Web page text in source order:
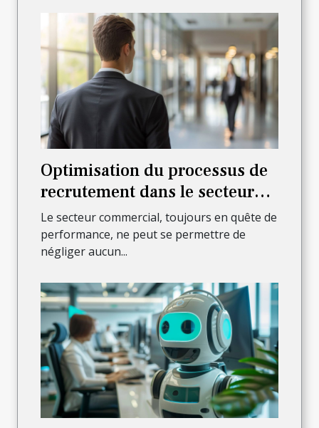
Optimisation du processus de
recrutement dans le secteur
commercial
Le secteur commercial, toujours en quête de
performance, ne peut se permettre de
négliger aucun...